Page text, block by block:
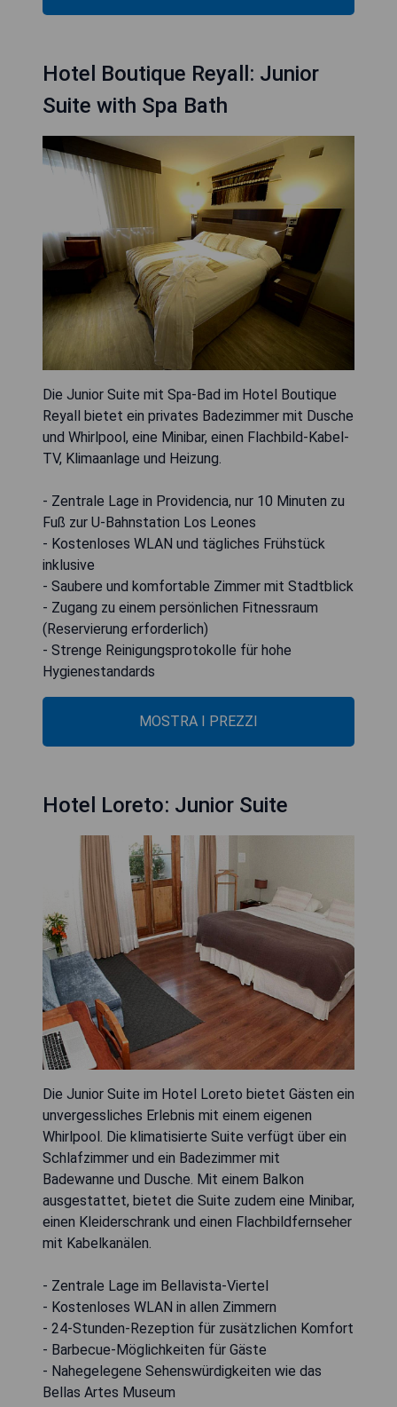
Hotel Boutique Reyall: Junior
Suite with Spa Bath
Die Junior Suite mit Spa-Bad im Hotel Boutique
Reyall bietet ein privates Badezimmer mit Dusche
und Whirlpool, eine Minibar, einen Flachbild-Kabel-
TV, Klimaanlage und Heizung.
- Zentrale Lage in Providencia, nur 10 Minuten zu
Fuß zur U-Bahnstation Los Leones
- Kostenloses WLAN und tägliches Frühstück
inklusive
- Saubere und komfortable Zimmer mit Stadtblick
- Zugang zu einem persönlichen Fitnessraum
(Reservierung erforderlich)
- Strenge Reinigungsprotokolle für hohe
Hygienestandards
MOSTRA I PREZZI
Hotel Loreto: Junior Suite
Die Junior Suite im Hotel Loreto bietet Gästen ein
unvergessliches Erlebnis mit einem eigenen
Whirlpool. Die klimatisierte Suite verfügt über ein
Schlafzimmer und ein Badezimmer mit
Badewanne und Dusche. Mit einem Balkon
ausgestattet, bietet die Suite zudem eine Minibar,
einen Kleiderschrank und einen Flachbildfernseher
mit Kabelkanälen.
- Zentrale Lage im Bellavista-Viertel
- Kostenloses WLAN in allen Zimmern
- 24-Stunden-Rezeption für zusätzlichen Komfort
- Barbecue-Möglichkeiten für Gäste
- Nahegelegene Sehenswürdigkeiten wie das
Bellas Artes Museum